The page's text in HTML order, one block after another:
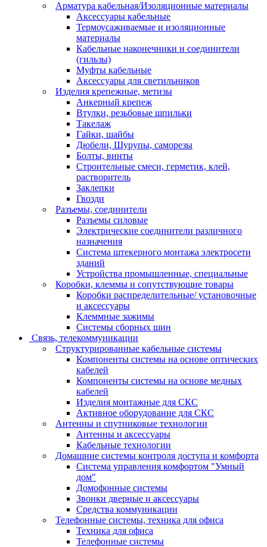
Арматура кабельная/Изоляционные материалы
Аксессуары кабельные
Термоусаживаемые и изоляционные
материалы
Кабельные наконечники и соединители
(гильзы)
Муфты кабельные
Аксессуары для светильников
Изделия крепежные, метизы
Анкерный крепеж
Втулки, резьбовые шпильки
Такелаж
Гайки, шайбы
Дюбели, Шурупы, саморезы
Болты, винты
Строительные смеси, герметик, клей,
растворитель
Заклепки
Гвозди
Разъемы, соединители
Разъемы силовые
Электрические соединители различного
назначения
Система штекерного монтажа электросети
зданий
Устройства промышленные, специальные
Коробки, клеммы и сопутствующие товары
Коробки распределительные/ установочные
и аксессуары
Клеммные зажимы
Системы сборных шин
Связь, телекоммуникации
Структурированные кабельные системы
Компоненты системы на основе оптических
кабелей
Компоненты системы на основе медных
кабелей
Изделия монтажные для СКС
Активное оборудование для СКС
Антенны и спутниковые технологии
Антенны и аксессуары
Кабельные технологии
Домашние системы контроля доступа и комфорта
Система управления комфортом "Умный
дом"
Домофонные системы
Звонки дверные и аксессуары
Средства коммуникации
Телефонные системы, техника для офиса
Техника для офиса
Телефонные системы